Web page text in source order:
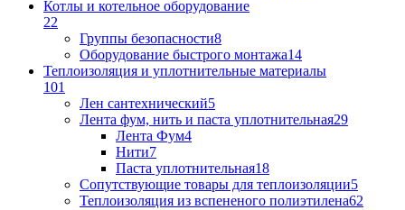
Котлы и котельное оборудование
22
Группы безопасности8
Оборудование быстрого монтажа14
Теплоизоляция и уплотнительные материалы
101
Лен сантехнический5
Лента фум, нить и паста уплотнительная29
Лента Фум4
Нити7
Паста уплотнительная18
Сопутствующие товары для теплоизоляции5
Теплоизоляция из вспененого полиэтилена62